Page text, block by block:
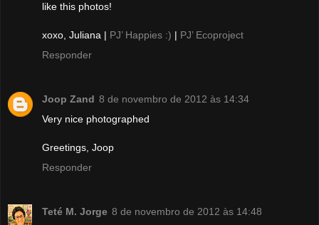
like this photos!
xoxo, Juliana | PJ’ Happies :) | PJ’ Ecoproject
Responder
Joop Zand 8 de novembro de 2012 às 14:34
Very nice photographed
Greetings, Joop
Responder
Teté M. Jorge 8 de novembro de 2012 às 14:48